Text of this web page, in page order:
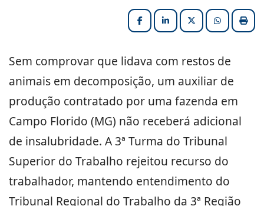
FacebookLinkedInX (formerly
Sem comprovar que lidava com restos de
animais em decomposição, um auxiliar de
produção contratado por uma fazenda em
Campo Florido (MG) não receberá adicional
de insalubridade. A 3ª Turma do Tribunal
Superior do Trabalho rejeitou recurso do
trabalhador, mantendo entendimento do
Tribunal Regional do Trabalho da 3ª Região